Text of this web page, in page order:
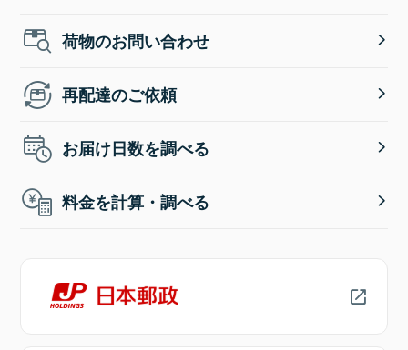
荷物のお問い合わせ
再配達のご依頼
お届け日数を調べる
料金を計算・調べる